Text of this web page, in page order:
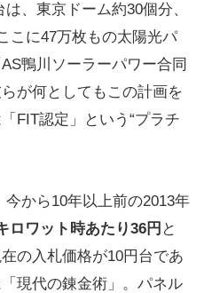
、東京ドーム約30個分、
こに47万枚もの太陽光パ
鴨川ソーラーパワー合同
が何としてもこの計画を
FIT認定」という“プラチ
から10年以上前の2013年
ロワット時あたり36円 と
の入札価格が10円台であ
現代の錬金術」。パネル